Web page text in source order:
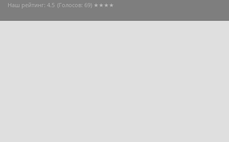
Наш рейтинг: 4.5 (Голосов: 69) ★★★★